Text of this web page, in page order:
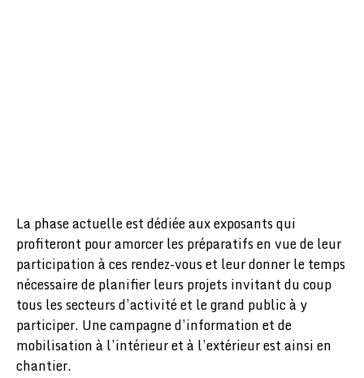
La phase actuelle est dédiée aux exposants qui
profiteront pour amorcer les préparatifs en vue de leur
participation à ces rendez-vous et leur donner le temps
nécessaire de planifier leurs projets invitant du coup
tous les secteurs d’activité et le grand public à y
participer. Une campagne d’information et de
mobilisation à l’intérieur et à l’extérieur est ainsi en
chantier.